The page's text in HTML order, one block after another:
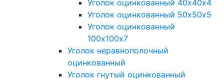
Уголок оцинкованный 40х40х4
Уголок оцинкованный 50х50х5
Уголок оцинкованный
100х100х7
Уголок неравнополочный
оцинкованный
Уголок гнутый оцинкованный